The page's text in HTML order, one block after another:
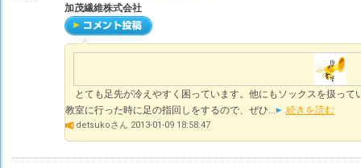
加茂繊維株式会社
とても足先が冷えやすく困っています。他にもソックスを扱って
教室に行った時に足の指回しをするので、ぜひ...
続きを読む
detsukoさん 2013-01-09 18:58:47